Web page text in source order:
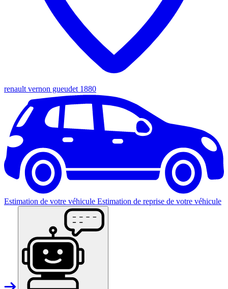
renault vernon gueudet 1880
Estimation de votre véhicule Estimation de reprise de votre véhicule